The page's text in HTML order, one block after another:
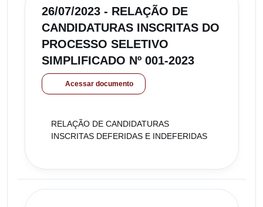
26/07/2023 - RELAÇÃO DE
CANDIDATURAS INSCRITAS DO
PROCESSO SELETIVO
SIMPLIFICADO Nº 001-2023
Acessar documento
RELAÇÃO DE CANDIDATURAS
INSCRITAS DEFERIDAS E INDEFERIDAS